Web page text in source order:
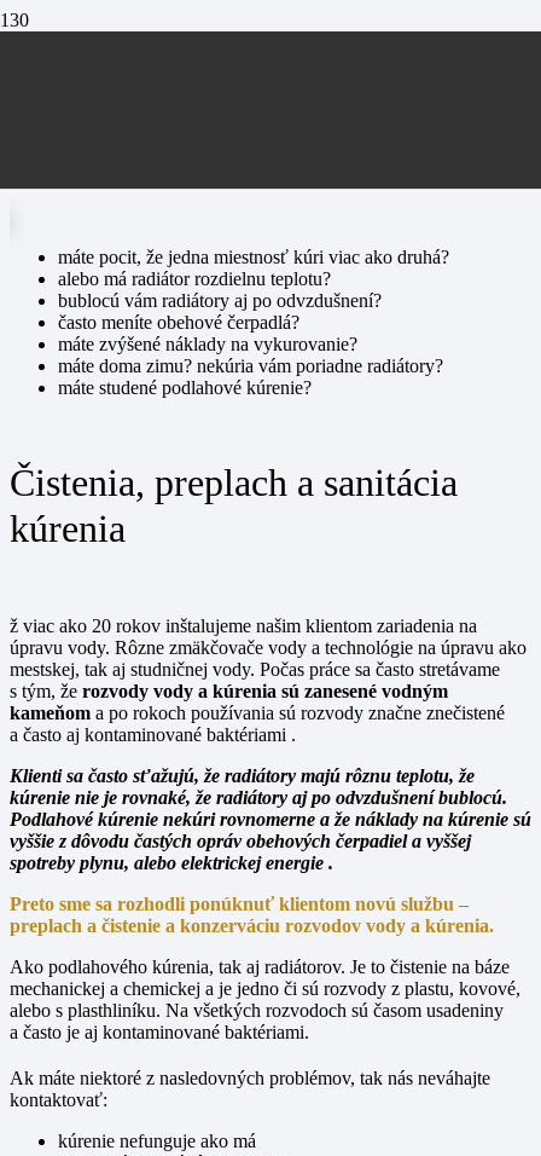
máte pocit, že jedna miestnosť kúri viac ako druhá?
alebo má radiátor rozdielnu teplotu?
bublocú vám radiátory aj po odvzdušnení?
často meníte obehové čerpadlá?
máte zvýšené náklady na vykurovanie?
máte doma zimu? nekúria vám poriadne radiátory?
máte studené podlahové kúrenie?
Čistenia, preplach a sanitácia
kúrenia
ž viac ako 20 rokov inštalujeme našim klientom zariadenia na
úpravu vody. Rôzne zmäkčovače vody a technológie na úpravu ako
mestskej, tak aj studničnej vody. Počas práce sa často stretávame
s tým, že rozvody vody a kúrenia sú zanesené vodným
kameňom a po rokoch používania sú rozvody značne znečistené
a často aj kontaminované baktériami .
Klienti sa často sťažujú, že radiátory majú rôznu teplotu, že
kúrenie nie je rovnaké, že radiátory aj po odvzdušnení bublocú.
Podlahové kúrenie nekúri rovnomerne a že náklady na kúrenie sú
vyššie z dôvodu častých opráv obehových čerpadiel a vyššej
spotreby plynu, alebo elektrickej energie .
Preto sme sa rozhodli ponúknuť klientom novú službu –
preplach a čistenie a konzerváciu rozvodov vody a kúrenia.
Ako podlahového kúrenia, tak aj radiátorov. Je to čistenie na báze
mechanickej a chemickej a je jedno či sú rozvody z plastu, kovové,
alebo s plasthliníku. Na všetkých rozvodoch sú časom usadeniny
a často je aj kontaminované baktériami.
Ak máte niektoré z nasledovných problémov, tak nás neváhajte
kontaktovať:
kúrenie nefunguje ako má